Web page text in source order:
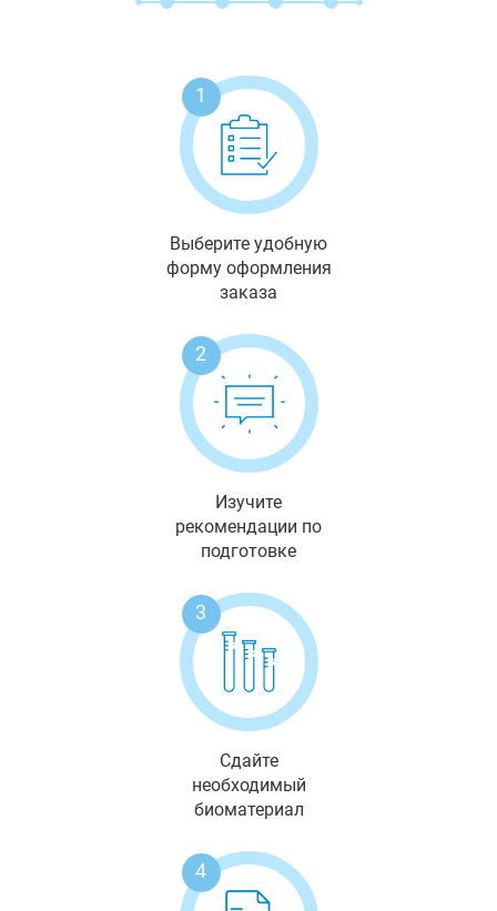
1
Выберите удобную
форму оформления
заказа
2
Изучите
рекомендации по
подготовке
3
Сдайте
необходимый
биоматериал
4